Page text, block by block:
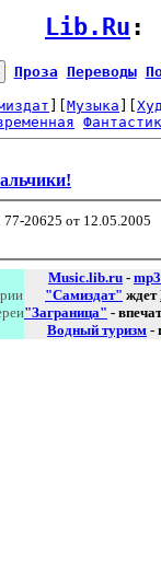
Lib.Ru :
Проза Переводы
Музыка
20625 от 12.05.2005
Music.lib.ru - mp3
"Самиздат" ждет
"Заграница" -
Водный туризм -